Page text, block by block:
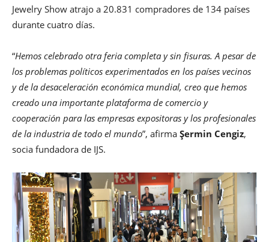
Jewelry Show atrajo a 20.831 compradores de 134 países
durante cuatro días.
“Hemos celebrado otra feria completa y sin fisuras. A pesar de
los problemas políticos experimentados en los países vecinos
y de la desaceleración económica mundial, creo que hemos
creado una importante plataforma de comercio y
cooperación para las empresas expositoras y los profesionales
de la industria de todo el mundo”, afirma Şermin Cengiz,
socia fundadora de IJS.